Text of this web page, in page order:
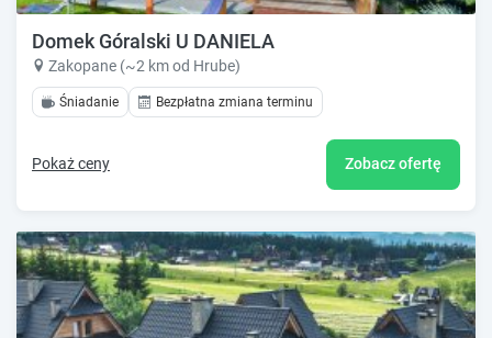
Domek Góralski U DANIELA
Zakopane (~2 km od Hrube)
Śniadanie Bezpłatna zmiana terminu
Pokaż ceny Zobacz ofertę